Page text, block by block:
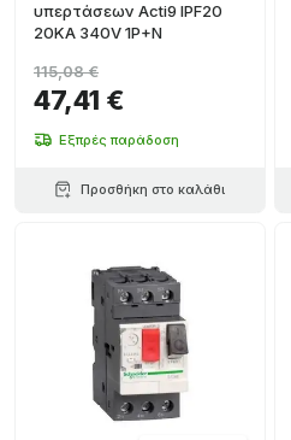
υπερτάσεων Acti9 IPF20
20KA 340V 1P+N
47,41 €
115,08 €
Εξπρές παράδοση
Προσθήκη στο καλάθι